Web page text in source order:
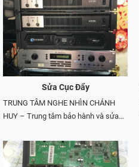
Sửa Cục Đẩy
TRUNG TÂM NGHE NHÌN CHÁNH
HUY – Trung tâm bảo hành và sửa
suất như Crown, Crest Audio, Korah,
Yamaha, JD… Với đội ngũ kỹ thuật